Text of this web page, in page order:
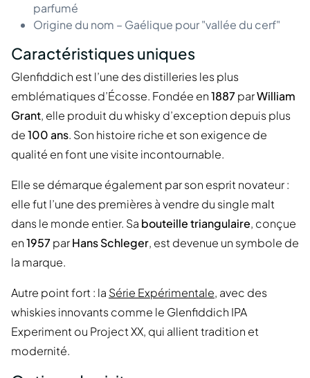
parfumé
Origine du nom – Gaélique pour "vallée du cerf"
Caractéristiques uniques
Glenfiddich est l’une des distilleries les plus
emblématiques d’Écosse. Fondée en1887parWilliam
Grant, elle produit du whisky d’exception depuis plus
de100 ans. Son histoire riche et son exigence de
qualité en font une visite incontournable.
Elle se démarque également par son esprit novateur :
elle fut l’une des premières à vendre du single malt
dans le monde entier. Sa bouteille triangulaire, conçue
en1957parHans Schleger, est devenue un symbole de
la marque.
Autre point fort : la Série Expérimentale, avec des
whiskies innovants comme le Glenfiddich IPA
Experiment ou Project XX, qui allient tradition et
modernité.